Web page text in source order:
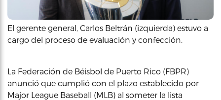
El gerente general, Carlos Beltrán (izquierda) estuvo a
cargo del proceso de evaluación y confección.
La Federación de Béisbol de Puerto Rico (FBPR)
anunció que cumplió con el plazo establecido por
Major League Baseball (MLB) al someter la lista